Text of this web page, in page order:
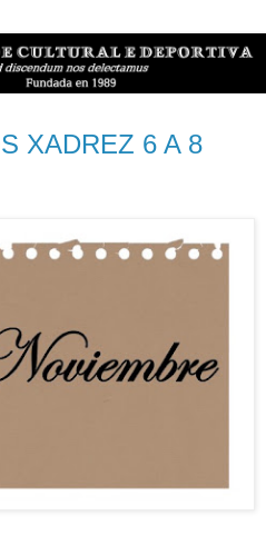
XADREZ 6 A 8